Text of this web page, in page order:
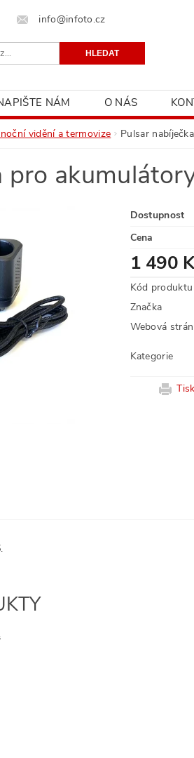
info@infoto.cz
NÁM O NÁS
vidění a termovize Pulsar
pro
Dostupnost
Cena
1 490
Kód produktu
Značka
Webová
Kategorie
Tisk
.